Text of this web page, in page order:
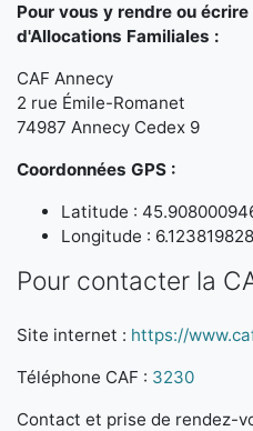
Pour vous y rendre ou
d'Allocations Familiales :
CAF Annecy
2 rue Émile-Romanet
74987 Annecy Cedex 9
Coordonnées GPS :
Latitude :
Longitude :
Pour contacter la
Site internet : https://
Téléphone CAF : 3230
Contact et prise de rendez-